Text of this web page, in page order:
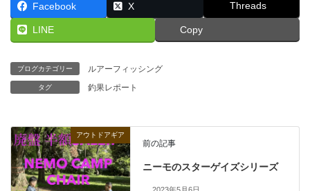
Facebook X Threads
LINE Copy
ブログカテゴリー ルアーフィッシング
タグ 釣果レポート
アウトドアギア
前の記事
ニーモのスターゲイズシリーズ